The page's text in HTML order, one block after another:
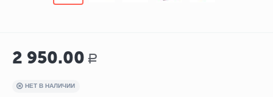
2 950.00 Р
НЕТ В НАЛИЧИИ